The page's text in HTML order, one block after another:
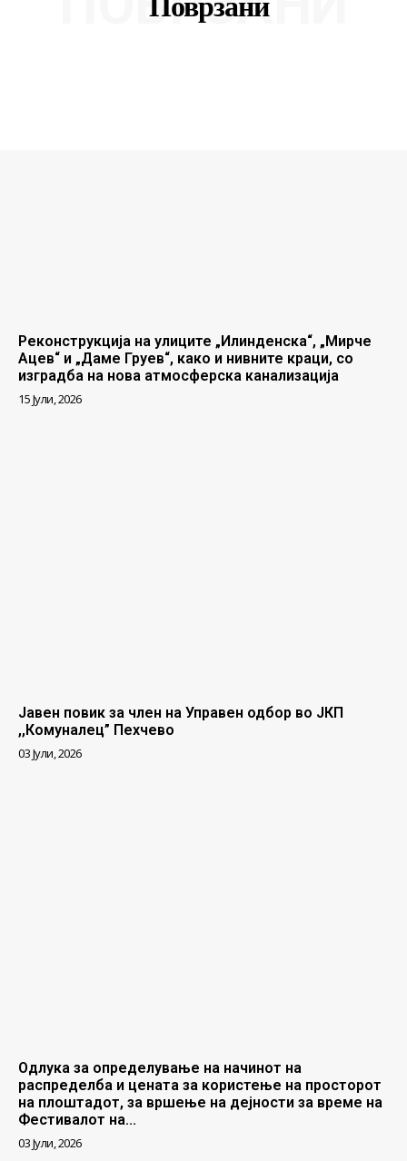
Реконструкција на улиците „Илинденска“, „Мирче
Ацев“ и „Даме Груев“, како и нивните краци, со
изградба на нова атмосферска канализација
15 Јули, 2026
Јавен повик за член на Управен одбор во ЈКП
,,Комуналец” Пехчево
03 Јули, 2026
Одлука за определување на начинот на
распределба и цената за користење на просторот
на плоштадот, за вршење на дејности за време на
Фестивалот на...
03 Јули, 2026